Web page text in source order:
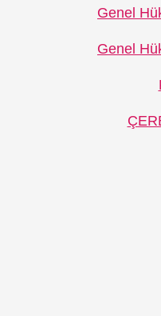
Genel
Genel